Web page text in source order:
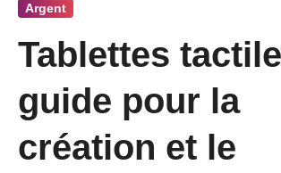
Argent
Tablettes
guide pour la
création et le